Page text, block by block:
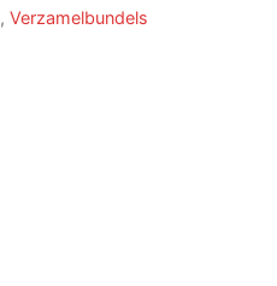
,Verzamelbundels